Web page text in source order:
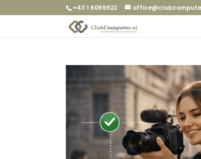
+43 1 6069922